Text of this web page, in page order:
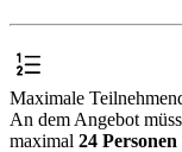
Maximale
An dem Angebot
maximal 24 Personen